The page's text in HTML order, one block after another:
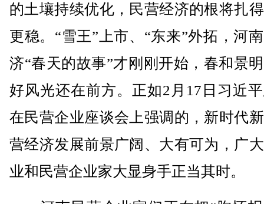
的土壤持续优化，民营经济的根将扎
更稳。“雪王”上市、“东来”外拓，河
济“春天的故事”才刚刚开始，春和景
好风光还在前方。正如2月17日习近
在民营企业座谈会上强调的，新时代
营经济发展前景广阔、大有可为，广
业和民营企业家大显身手正当其时。